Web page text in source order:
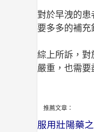
對於早洩的患
要多多的補
綜上所訴，對
嚴重，也需要
推薦文章：
服用壯陽藥